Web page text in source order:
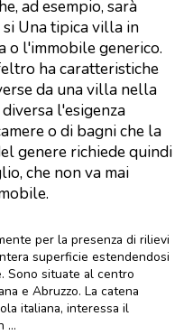
ad esempio, sarà
Una tipica villa in
o l'immobile generico.
ha caratteristiche
da una villa nella
l'esigenza
o di bagni che la
genere richiede quindi
che non va mai
per la presenza di rilievi
superficie estendendosi
Sono situate al centro
e Abruzzo. La catena
italiana, interessa il
...